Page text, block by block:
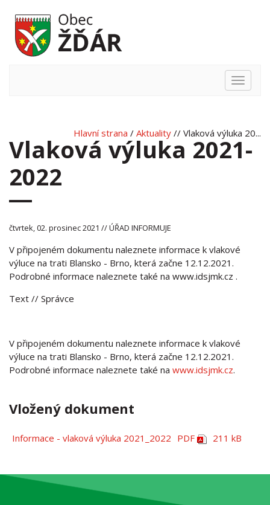
Hlavní
Hlavní strana / Aktuality // Vlaková výluka 20...
Vlaková výluka 2021-
2022
čtvrtek, 02. prosinec 2021 // ÚŘAD INFORMUJE
V připojeném dokumentu naleznete informace k vlakové
výluce na trati Blansko - Brno, která začne 12.12.2021.
Podrobné informace naleznete také na www.idsjmk.cz .
Text // Správce
V připojeném dokumentu naleznete informace k vlakové
výluce na trati Blansko - Brno, která začne 12.12.2021.
Podrobné informace naleznete také na www.idsjmk.cz.
Vložený dokument
Informace - vlaková výluka 2021_2022 PDF 211 kB